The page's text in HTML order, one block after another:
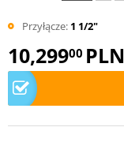
Przyłącze: 1 1/2"
10,29900 PLN